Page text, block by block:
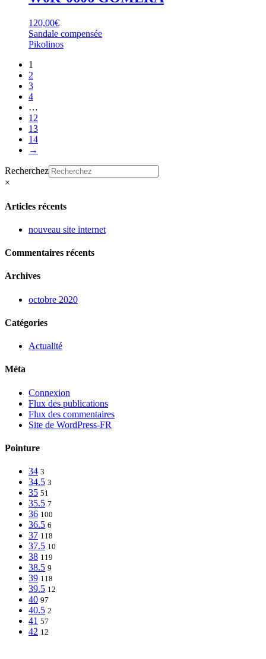
120,00€
Sandale compensée
Pikolinos
1
2
3
4
…
12
13
14
→
Recherchez
×
Articles récents
nouveau site internet
Commentaires récents
Archives
octobre 2020
Catégories
Actualité
Méta
Connexion
Flux des publications
Flux des commentaires
Site de WordPress-FR
Pointure
34 3
34.5 3
35 51
35.5 7
36 100
36.5 6
37 118
37.5 10
38 119
38.5 9
39 118
39.5 12
40 97
40.5 2
41 57
42 12